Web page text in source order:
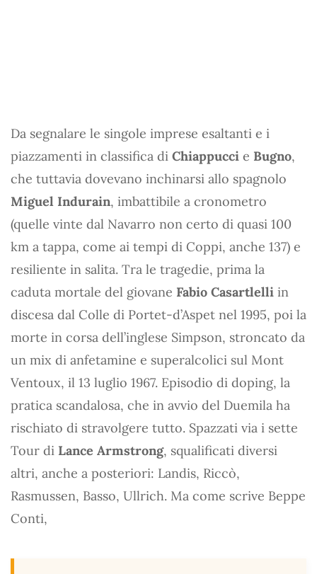
Da segnalare le singole imprese esaltanti e i
piazzamenti in classifica di Chiappucci e Bugno,
che tuttavia dovevano inchinarsi allo spagnolo
Miguel Indurain, imbattibile a cronometro
(quelle vinte dal Navarro non certo di quasi 100
km a tappa, come ai tempi di Coppi, anche 137) e
resiliente in salita. Tra le tragedie, prima la
caduta mortale del giovane Fabio Casartlelli in
discesa dal Colle di Portet-d’Aspet nel 1995, poi la
morte in corsa dell’inglese Simpson, stroncato da
un mix di anfetamine e superalcolici sul Mont
Ventoux, il 13 luglio 1967. Episodio di doping, la
pratica scandalosa, che in avvio del Duemila ha
rischiato di stravolgere tutto. Spazzati via i sette
Tour di Lance Armstrong, squalificati diversi
altri, anche a posteriori: Landis, Riccò,
Rasmussen, Basso, Ullrich. Ma come scrive Beppe
Conti,